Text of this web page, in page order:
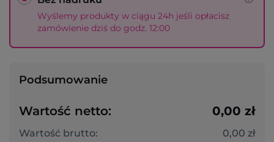
Wyślemy produkty w ciągu 24h jeśli opłacisz
zamówienie dziś do godz. 12:00
Podsumowanie
Wartość netto: 0,00 zł
Wartość brutto: 0,00 zł